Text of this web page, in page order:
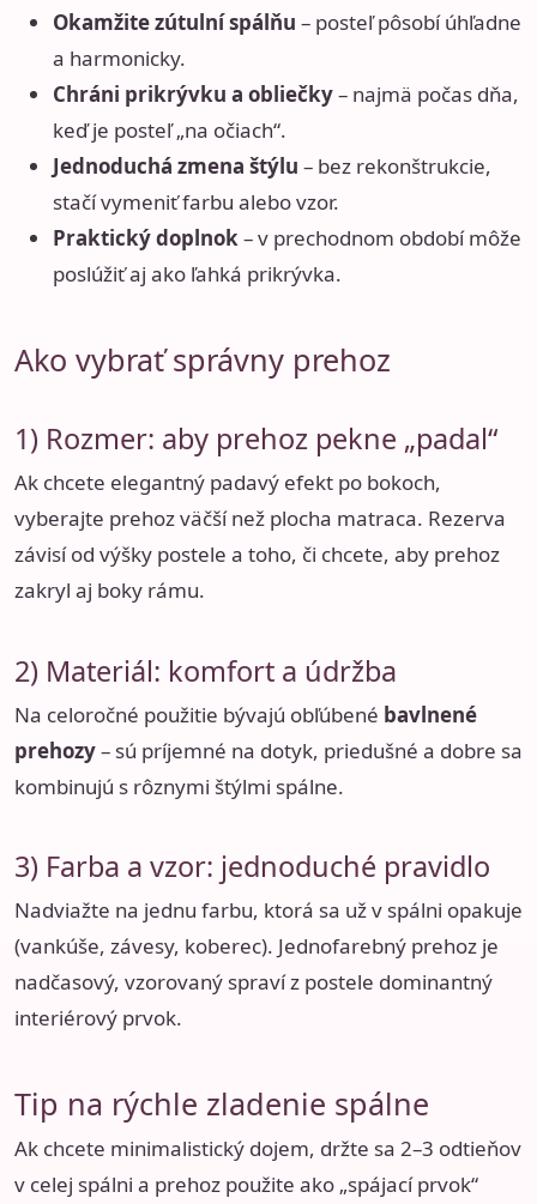
Okamžite zútulní spálňu – posteľ pôsobí úhľadne
a harmonicky.
Chráni prikrývku a obliečky– najmä počas dňa,
keď je posteľ „na očiach“.
Jednoduchá zmena štýlu – bez rekonštrukcie,
stačí vymeniť farbu alebo vzor.
Praktický doplnok– v prechodnom období môže
poslúžiť aj ako ľahká prikrývka.
Ako vybrať správny prehoz
1) Rozmer: aby prehoz pekne „padal“
Ak chcete elegantný padavý efekt po bokoch,
vyberajte prehoz väčší než plocha matraca. Rezerva
závisí od výšky postele a toho, či chcete, aby prehoz
zakryl aj boky rámu.
2) Materiál: komfort a údržba
Na celoročné použitie bývajú obľúbené bavlnené
prehozy– sú príjemné na dotyk, priedušné a dobre sa
kombinujú s rôznymi štýlmi spálne.
3) Farba a vzor: jednoduché pravidlo
Nadviažte na jednu farbu, ktorá sa už v spálni opakuje
(vankúše, závesy, koberec). Jednofarebný prehoz je
nadčasový, vzorovaný spraví z postele dominantný
interiérový prvok.
Tip na rýchle zladenie spálne
Ak chcete minimalistický dojem, držte sa 2–3 odtieňov
v celej spálni a prehoz použite ako „spájací prvok“